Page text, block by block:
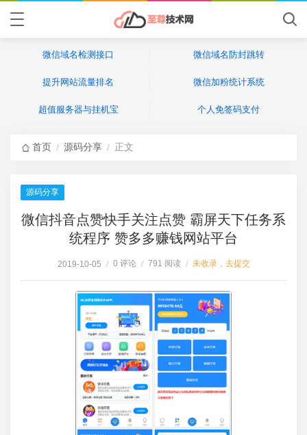
微信域名检测接口 微信域名防封跳转
提升网站流量排名 微信加粉统计系统
超值服务器与挂机宝 个人免签码支付
首页 / 源码分享 / 正文
源码分享
微信抖音点赞快手关注点赞 霸屏天下任务系
统程序 赞多多赚钱网站平台
2019-10-05 / 0 评论 / 791 阅读 / 未收录，去提交